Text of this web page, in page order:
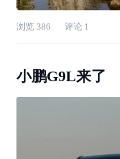
浏览 386 评论 1
小鹏G9L来了